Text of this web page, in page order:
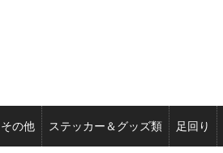
その他 ステッカー＆グッズ類 足回り